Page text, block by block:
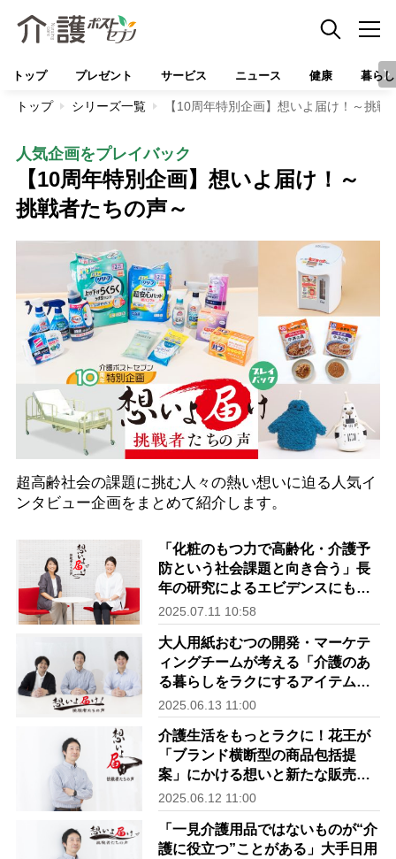
トップ プレゼント サービス ニュース 健康 暮らし
トップ シリーズ一覧 【10周年特別企画】想いよ届け！～挑戦
人気企画をプレイバック
【10周年特別企画】想いよ届け！～
挑戦者たちの声～
超高齢社会の課題に挑む人々の熱い想いに迫る人気イ
ンタビュー企画をまとめて紹介します。
「化粧のもつ力で高齢化・介護予
防という社会課題と向き合う」長
年の研究によるエビデンスにもと
づく資生堂の取り組み【想いよ届
け！～挑戦者たちの声～Vol.4前
編】
2025.07.11 10:58
大人用紙おむつの開発・マーケテ
ィングチームが考える「介護のあ
る暮らしをラクにするアイテム」
消費者に届ける工夫【想いよ届
け！～挑戦者たちの声～Vol.3後
編】
2025.06.13 11:00
介護生活をもっとラクに！花王が
「ブランド横断型の商品包括提
案」にかける想いと新たな販売店
との取り組み【想いよ届け！～挑
戦者たちの声～Vol.3中編】
2025.06.12 11:00
「一見介護用品ではないものが“介
護に役立つ”ことがある」大手日用